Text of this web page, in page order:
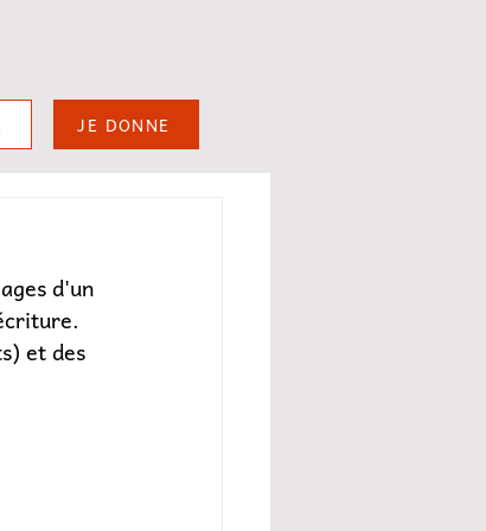
JE DONNE
d'un
et des